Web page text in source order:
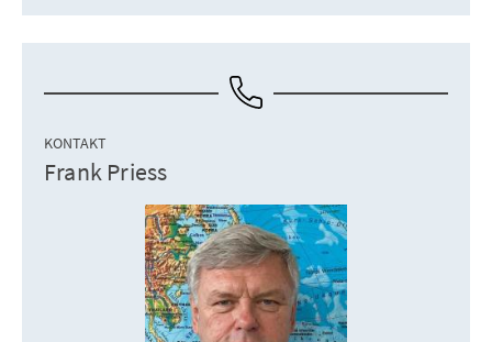
KONTAKT
Frank Priess